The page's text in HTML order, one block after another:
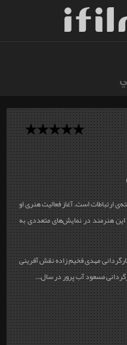
ارتباطات است. آغاز فعالیت هنری او
گرفت. این هنرمند در نمایش‌های متعددی به
کارگردانی مهدی فخیم زاده نقش آفرینی
مسعود آب پرور در سال...